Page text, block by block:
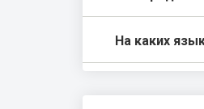
На каких